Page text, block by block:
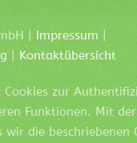
| Impressum
Kontaktübersicht
Cookies zur
Funktionen. Mit
wir die beschriebenen